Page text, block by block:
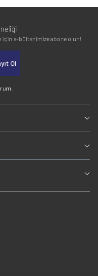
için e-bültenimize abone olun!
Ol